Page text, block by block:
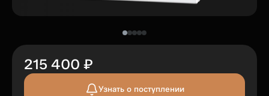
215 400 ₽
Узнать о поступлении